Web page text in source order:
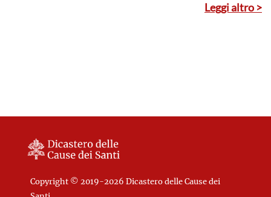
Leggi altro >
Copyright © 2019-2026 Dicastero delle Cause dei